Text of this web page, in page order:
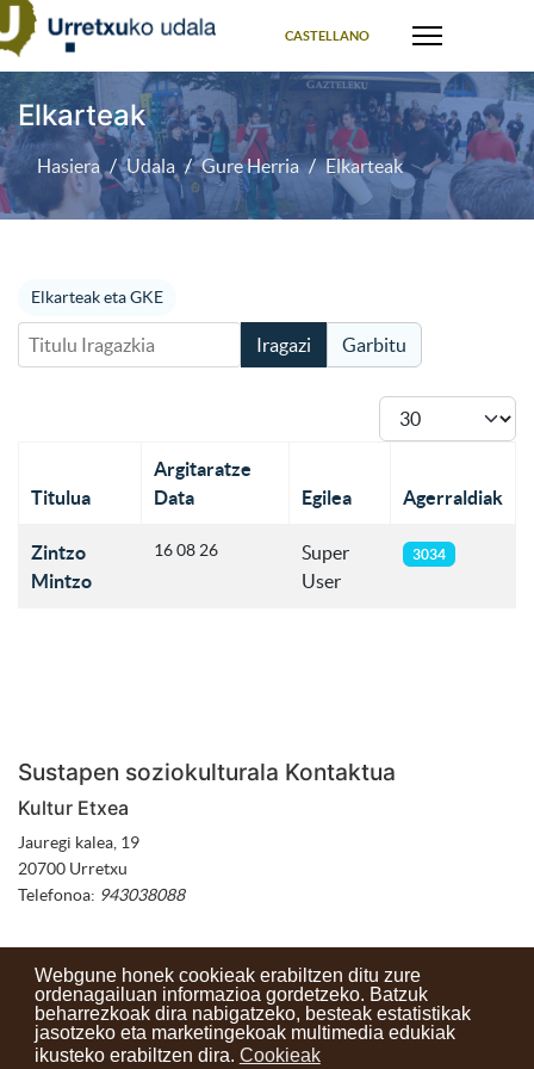
Webgune honek cookieak erabiltzen ditu zure
ordenagailuan informazioa gordetzeko. Batzuk
beharrezkoak dira nabigatzeko, besteak estatistikak
jasotzeko eta marketingekoak multimedia edukiak
ikusteko erabiltzen dira. Cookieak
CASTELLANO
Elkarteak
Hasiera Udala Gure Herria Elkarteak
Elkarteak eta GKE
Titulu Iragazkia Iragazi Garbitu
Bistaratu #
Titulua
Argitaratze
Data
Egilea Agerraldiak
Zintzo
Mintzo
16 08 26
Super
User
3034
Sustapen soziokulturala Kontaktua
Kultur Etxea
Jauregi kalea, 19
20700 Urretxu
Telefonoa: 943038088
Kontaktuak Erabilera baldintzak Lege oharra
Berriak